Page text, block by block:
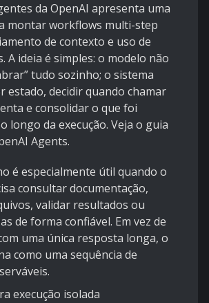
da OpenAI apresenta uma
montar workflows multi-step
de contexto e uso de
A ideia é simples: o modelo não
tudo sozinho; o sistema
estado, decidir quando chamar
e consolidar o que foi
longo da execução. Veja o guia
Agents.
é especialmente útil quando o
consultar documentação,
validar resultados ou
de forma confiável. Em vez de
uma única resposta longa, o
como uma sequência de
execução isolada